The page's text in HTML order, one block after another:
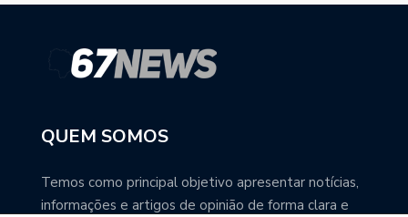
QUEM SOMOS
Temos como principal objetivo apresentar notícias,
informações e artigos de opinião de forma clara e